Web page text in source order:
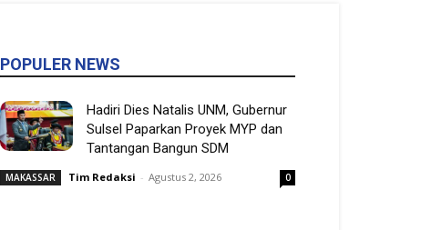
POPULER NEWS
Hadiri Dies Natalis UNM, Gubernur
Sulsel Paparkan Proyek MYP dan
Tantangan Bangun SDM
MAKASSAR Tim Redaksi - Agustus 2, 2026 0